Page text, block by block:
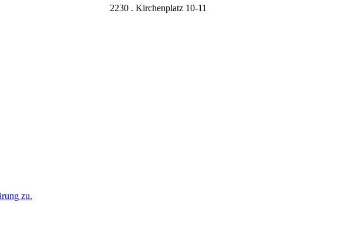
2230 . Kirchenplatz 10-11
zu.